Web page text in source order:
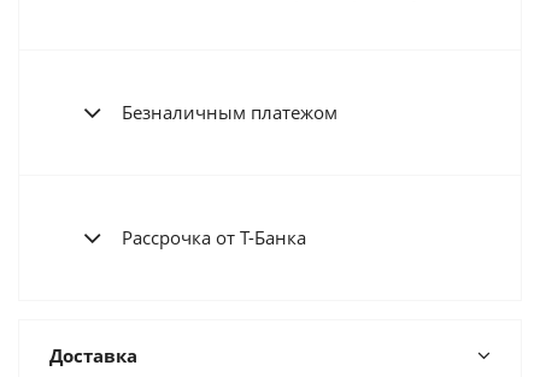
Безналичным платежом
Рассрочка от Т-Банка
Доставка